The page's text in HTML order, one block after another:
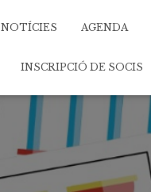
NOTÍCIES AGENDA
INSCRIPCIÓ DE SOCIS